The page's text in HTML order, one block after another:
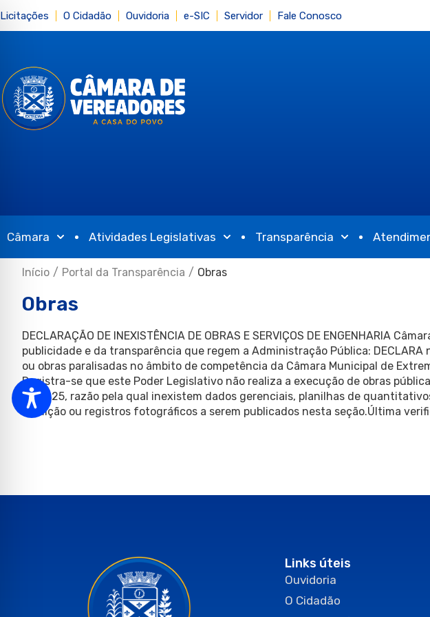
Licitações O Cidadão Ouvidoria e-SIC Servidor Fale Conosco
Câmara Atividades Legislativas Transparência
Início / Portal da Transparência / Obras
Obras
DECLARAÇÃO DE INEXISTÊNCIA DE OBRAS E SERVIÇOS DE ENGENHARIA
publicidade e da transparência que regem a Administração Pública:
ou obras paralisadas no âmbito de competência da Câmara Municipal de
Registra-se que este Poder Legislativo não realiza a execução de obras
de 2025, razão pela qual inexistem dados gerenciais, planilhas de
medição ou registros fotográficos a serem publicados nesta seção.Última
Links úteis
Ouvidoria
O Cidadão